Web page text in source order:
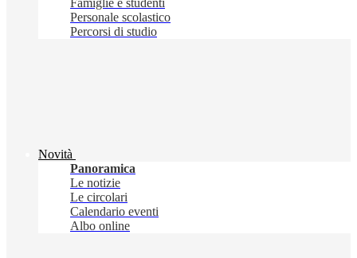
Famiglie e studenti
Personale scolastico
Percorsi di studio
Novità
Panoramica
Le notizie
Le circolari
Calendario eventi
Albo online